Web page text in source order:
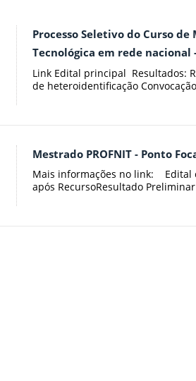
Processo Seletivo do Curso
Tecnológica em rede nacional -
Link Edital principal Resultados:
de heteroidentificação
Mestrado PROFNIT - Ponto
Mais informações no link: Edital
após RecursoResultado Preliminar